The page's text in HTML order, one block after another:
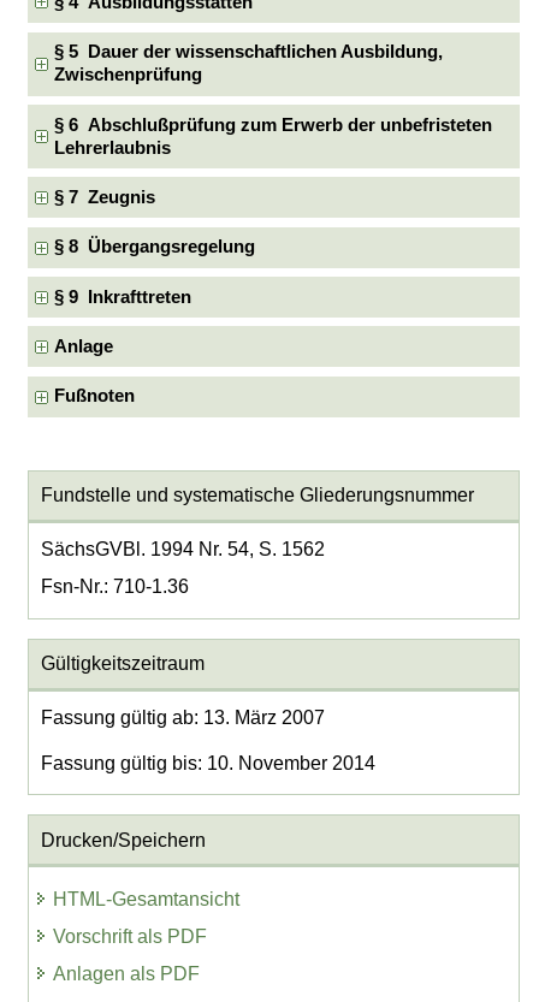
§ 5 Dauer der wissenschaftlichen Ausbildung,
Zwischenprüfung
§ 6 Abschlußprüfung zum Erwerb der unbefristeten
Lehrerlaubnis
§ 7 Zeugnis
§ 8 Übergangsregelung
§ 9 Inkrafttreten
Anlage
Fußnoten
Fundstelle und systematische Gliederungsnummer
SächsGVBl. 1994 Nr. 54, S. 1562
Fsn-Nr.: 710-1.36
Gültigkeitszeitraum
Fassung gültig ab: 13. März 2007
Fassung gültig bis: 10. November 2014
Drucken/Speichern
HTML-Gesamtansicht
Vorschrift als PDF
Anlagen als PDF